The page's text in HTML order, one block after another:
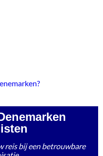
reis bij een betrouwbare